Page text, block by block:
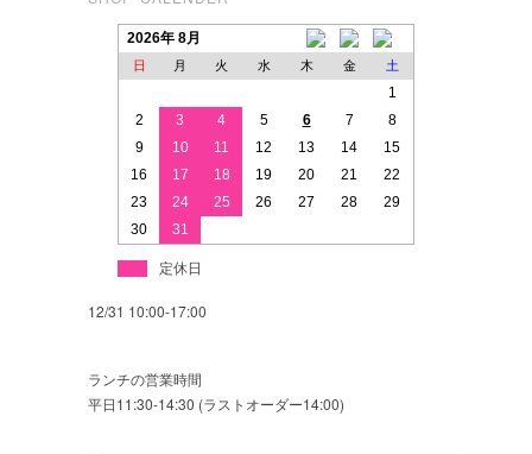
2026年 8月
日 月 火 水 木 金 土
1
2
3 4 5 6 7
8
9
10 11 12 13 14
15
16
17 18 19 20 21
22
23
24 25 26 27 28
29
30
31
定休日
12/31 10:00-17:00
ランチの営業時間
平日11:30-14:30 (ラストオーダー14:00)